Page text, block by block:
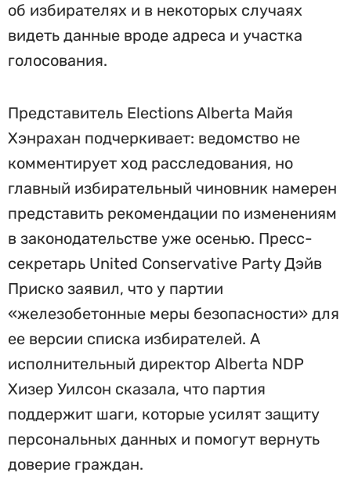
об избирателях и в некоторых случаях
видеть данные вроде адреса и участка
голосования.
Представитель Elections Alberta Майя
Хэнрахан подчеркивает: ведомство не
комментирует ход расследования, но
главный избирательный чиновник намерен
представить рекомендации по изменениям
в законодательстве уже осенью. Пресс-
секретарь United Conservative Party Дэйв
Приско заявил, что у партии
«железобетонные меры безопасности» для
ее версии списка избирателей. А
исполнительный директор Alberta NDP
Хизер Уилсон сказала, что партия
поддержит шаги, которые усилят защиту
персональных данных и помогут вернуть
доверие граждан.